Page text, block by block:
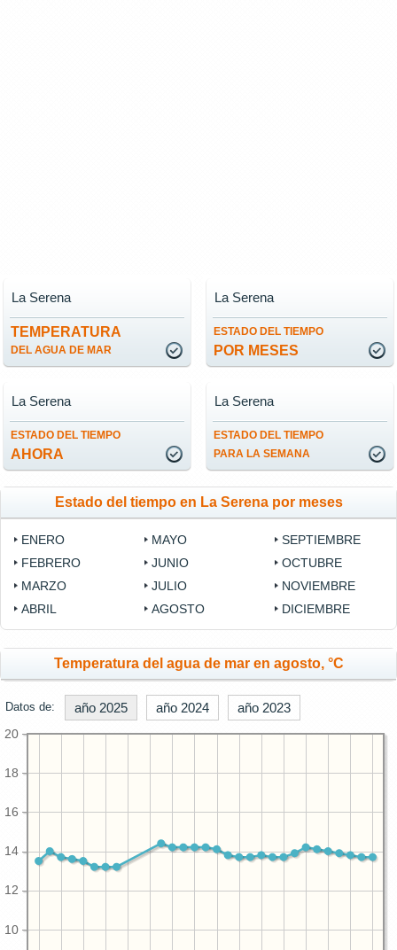
TEMPERATURA
DEL AGUA DE MAR
La Serena
ESTADO DEL TIEMPO
POR MESES
La Serena
ESTADO DEL TIEMPO
AHORA
La Serena
ESTADO DEL TIEMPO
PARA LA SEMANA
La Serena
Estado del tiempo en La Serena por meses
ENERO
FEBRERO
MARZO
ABRIL
MAYO
JUNIO
JULIO
AGOSTO
SEPTIEMBRE
OCTUBRE
NOVIEMBRE
DICIEMBRE
Temperatura del agua de mar en agosto, °C
Datos de: año 2025 año 2024 año 2023
10
12
14
16
18
20